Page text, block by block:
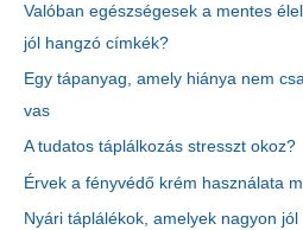
Valóban egészségesek a mentes
jól hangzó címkék?
Egy tápanyag, amely hiánya nem
vas
A tudatos táplálkozás stresszt okoz?
Érvek a fényvédő krém használata
Nyári táplálékok, amelyek nagyon